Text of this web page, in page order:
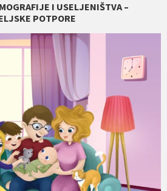
I USELJENIŠTVA –
POTPORE